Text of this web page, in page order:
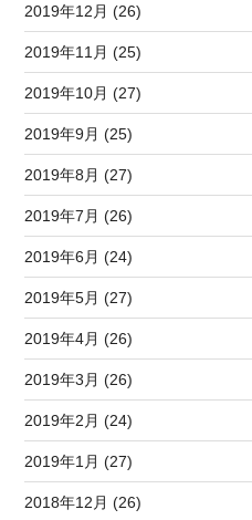
2019年12月 (26)
2019年11月 (25)
2019年10月 (27)
2019年9月 (25)
2019年8月 (27)
2019年7月 (26)
2019年6月 (24)
2019年5月 (27)
2019年4月 (26)
2019年3月 (26)
2019年2月 (24)
2019年1月 (27)
2018年12月 (26)